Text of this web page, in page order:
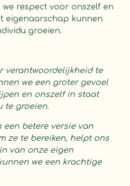
respect voor onszelf en
eigenaarschap kunnen
groeien.
verantwoordelijkheid te
we een groter gevoel
en onszelf in staat
te groeien.
betere versie van
ze te bereiken, helpt ons
van onze eigen
we een krachtige